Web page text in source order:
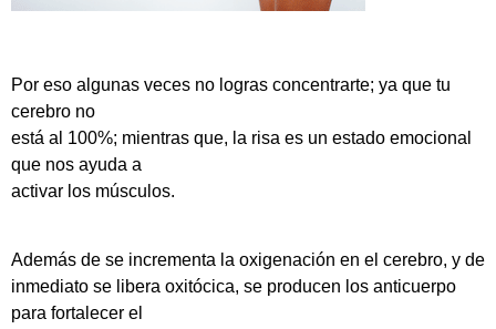
Por eso algunas veces no logras concentrarte; ya que tu
cerebro no
está al 100%; mientras que, la risa es un estado emocional
que nos ayuda a
activar los músculos.
Además de se incrementa la oxigenación en el cerebro, y de
inmediato se libera oxitócica, se producen los anticuerpo
para fortalecer el